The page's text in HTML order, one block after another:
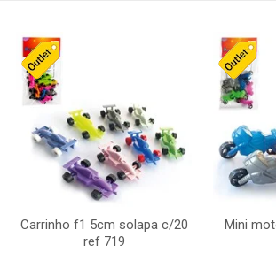
Carrinho f1 5cm solapa c/20
ref 719
Mini